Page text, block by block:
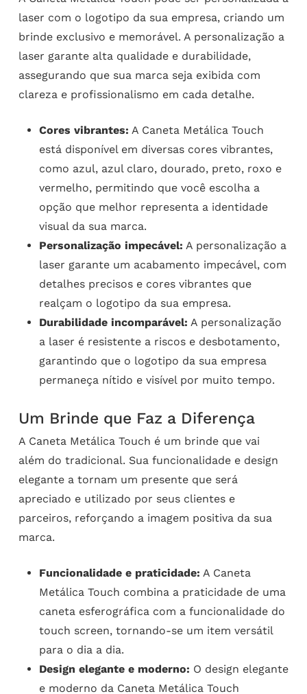
laser com o logotipo da sua empresa, criando um
brinde exclusivo e memorável. A personalização a
laser garante alta qualidade e durabilidade,
assegurando que sua marca seja exibida com
clareza e profissionalismo em cada detalhe.
Cores vibrantes: A Caneta Metálica Touch
está disponível em diversas cores vibrantes,
como azul, azul claro, dourado, preto, roxo e
vermelho, permitindo que você escolha a
opção que melhor representa a identidade
visual da sua marca.
Personalização impecável: A personalização a
laser garante um acabamento impecável, com
detalhes precisos e cores vibrantes que
realçam o logotipo da sua empresa.
Durabilidade incomparável: A personalização
a laser é resistente a riscos e desbotamento,
garantindo que o logotipo da sua empresa
permaneça nítido e visível por muito tempo.
Um Brinde que Faz a Diferença
A Caneta Metálica Touch é um brinde que vai
além do tradicional. Sua funcionalidade e design
elegante a tornam um presente que será
apreciado e utilizado por seus clientes e
parceiros, reforçando a imagem positiva da sua
marca.
Funcionalidade e praticidade: A Caneta
Metálica Touch combina a praticidade de uma
caneta esferográfica com a funcionalidade do
touch screen, tornando-se um item versátil
para o dia a dia.
Design elegante e moderno: O design elegante
e moderno da Caneta Metálica Touch